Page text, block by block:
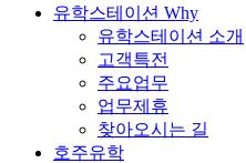
유학스테이션 Why
유학스테이션 소개
고객특전
주요업무
업무제휴
찾아오시는 길
호주유학